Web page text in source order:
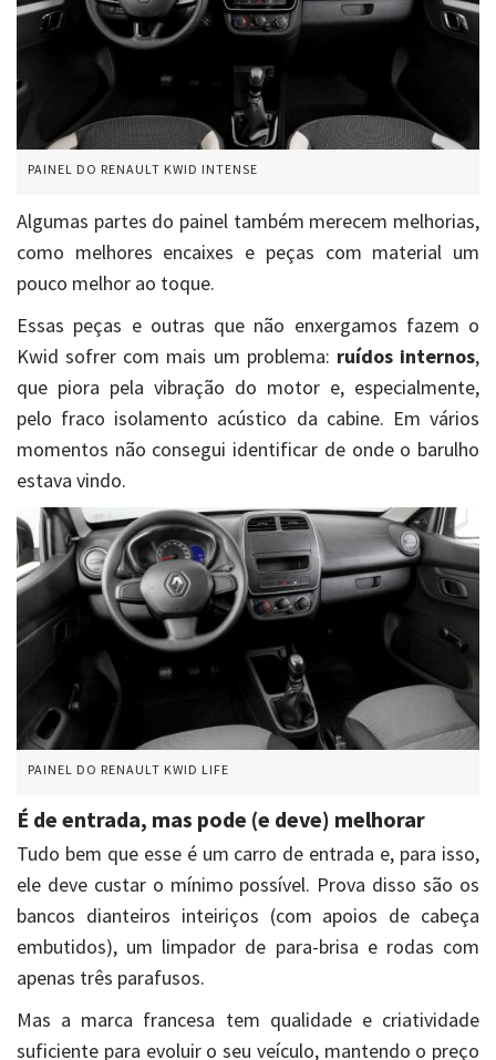
PAINEL DO RENAULT KWID INTENSE
Algumas partes do painel também merecem melhorias,
como melhores encaixes e peças com material um
pouco melhor ao toque.
Essas peças e outras que não enxergamos fazem o
Kwid sofrer com mais um problema: ruídos internos,
que piora pela vibração do motor e, especialmente,
pelo fraco isolamento acústico da cabine. Em vários
momentos não consegui identificar de onde o barulho
estava vindo.
PAINEL DO RENAULT KWID LIFE
É de entrada, mas pode (e deve) melhorar
Tudo bem que esse é um carro de entrada e, para isso,
ele deve custar o mínimo possível. Prova disso são os
bancos dianteiros inteiriços (com apoios de cabeça
embutidos), um limpador de para-brisa e rodas com
apenas três parafusos.
Mas a marca francesa tem qualidade e criatividade
suficiente para evoluir o seu veículo, mantendo o preço